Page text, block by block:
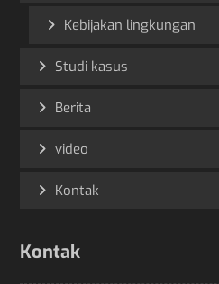
Kebijakan lingkungan
Studi kasus
Berita
video
Kontak
Kontak